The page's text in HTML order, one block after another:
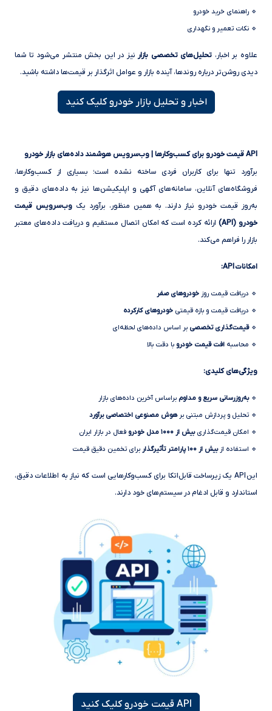
🔹 راهنمای خرید خودرو
🔹 نکات تعمیر و نگهداری
علاوه بر اخبار، تحلیل‌های تخصصی بازار نیز در این بخش منتشر می‌شود تا شما
دیدی روشن‌تر درباره روندها، آینده بازار و عوامل اثرگذار بر قیمت‌ها داشته باشید.
اخبار و تحلیل بازار خودرو کلیک کنید
API قیمت خودرو برای کسب‌وکارها | وب‌سرویس هوشمند داده‌های بازار خودرو
برآورد تنها برای کاربران فردی ساخته نشده است؛ بسیاری از کسب‌وکارها،
فروشگاه‌های آنلاین، سامانه‌های آگهی و اپلیکیشن‌ها نیز به داده‌های دقیق و
به‌روز قیمت خودرو نیاز دارند. به همین منظور، برآورد یکوب‌سرویس قیمت
خودرو (API)
ارائه کرده است که امکان اتصال مستقیم و دریافت داده‌های معتبر
بازار را فراهم می‌کند.
امکانات API:
🔹 دریافت قیمت روز خودروهای صفر
🔹 دریافت قیمت و بازه قیمتی خودروهای کارکرده
🔹قیمت‌گذاری تخصصی بر اساس داده‌های لحظه‌ای
🔹 محاسبه افت قیمت خودرو با دقت بالا
ویژگی‌های کلیدی:
🔹به‌روزرسانی سریع و مداوم براساس آخرین داده‌های بازار
🔹 تحلیل و پردازش مبتنی برهوش مصنوعی اختصاصی برآورد
🔹 امکان قیمت‌گذاریبیش از ۱۰۰۰ مدل خودرو
فعال در بازار ایران
🔹 استفاده ازبیش از ۱۰۰ پارامتر تأثیرگذار برای تخمین دقیق قیمت
این API یک زیرساخت قابل‌اتکا برای کسب‌وکارهایی است که نیاز به اطلاعات دقیق،
استاندارد و قابل ادغام در سیستم‌های خود دارند.
API قیمت خودرو کلیک کنید